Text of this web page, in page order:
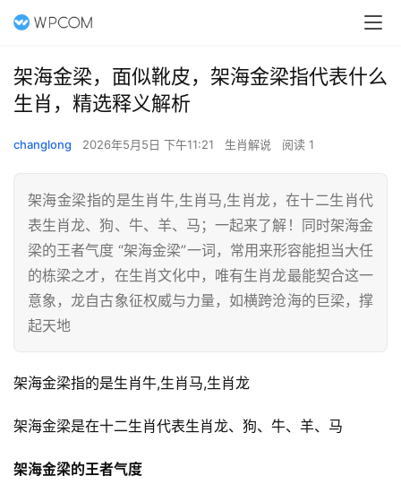
架海金梁，面似靴皮，架海金梁指代表什么
生肖，精选释义解析
changlong 2026年5月5日 下午11:21 生肖解说 阅读 1
架海金梁指的是生肖牛,生肖马,生肖龙，在十二生肖代
表生肖龙、狗、牛、羊、马；一起来了解！同时架海金
梁的王者气度 “架海金梁”一词，常用来形容能担当大任
的栋梁之才，在生肖文化中，唯有生肖龙最能契合这一
意象，龙自古象征权威与力量，如横跨沧海的巨梁，撑
起天地
架海金梁指的是生肖牛,生肖马,生肖龙
架海金梁是在十二生肖代表生肖龙、狗、牛、羊、马
架海金梁的王者气度